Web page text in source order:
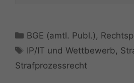
Kategorien
BGE (amtl. Publ.) ,
Schlagwörter
IP/IT und Wettbewerb,
Strafprozessrecht